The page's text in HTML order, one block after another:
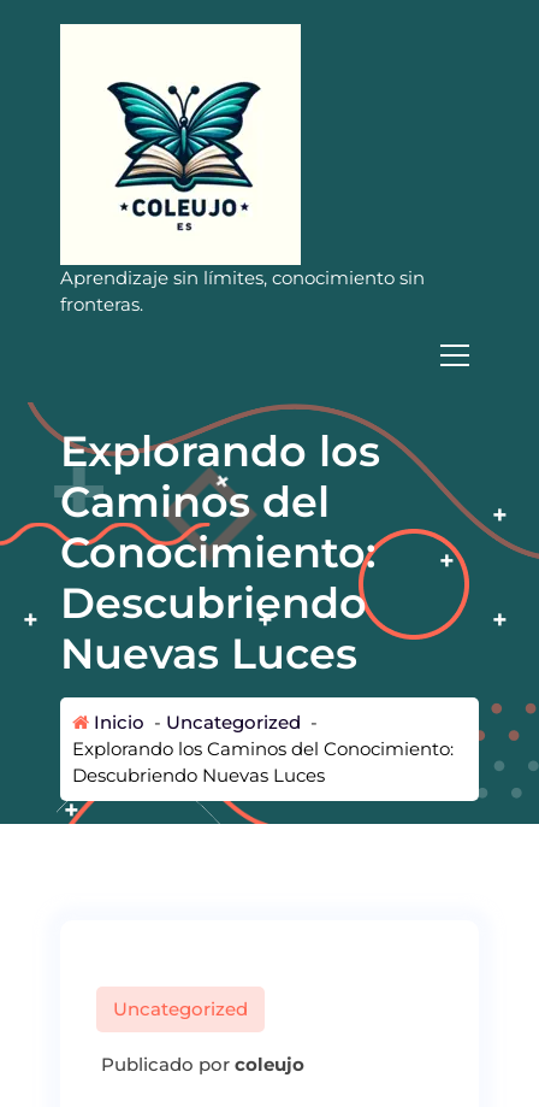
Aprendizaje sin límites, conocimiento sin
fronteras.
Explorando los
Caminos del
Conocimiento:
Descubriendo
Nuevas Luces
Inicio - Uncategorized -
Explorando los Caminos del Conocimiento:
Descubriendo Nuevas Luces
Uncategorized
Publicado por coleujo